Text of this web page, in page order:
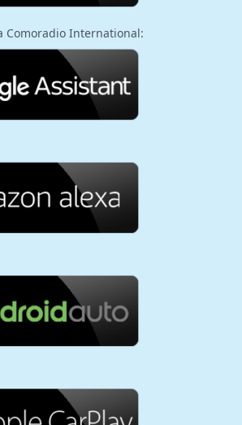
Comoradio International: